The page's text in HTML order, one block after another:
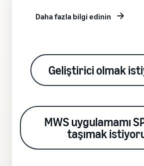
Daha fazla bilgi edinin
Geliştirici olmak
MWS uygulamamı
taşımak